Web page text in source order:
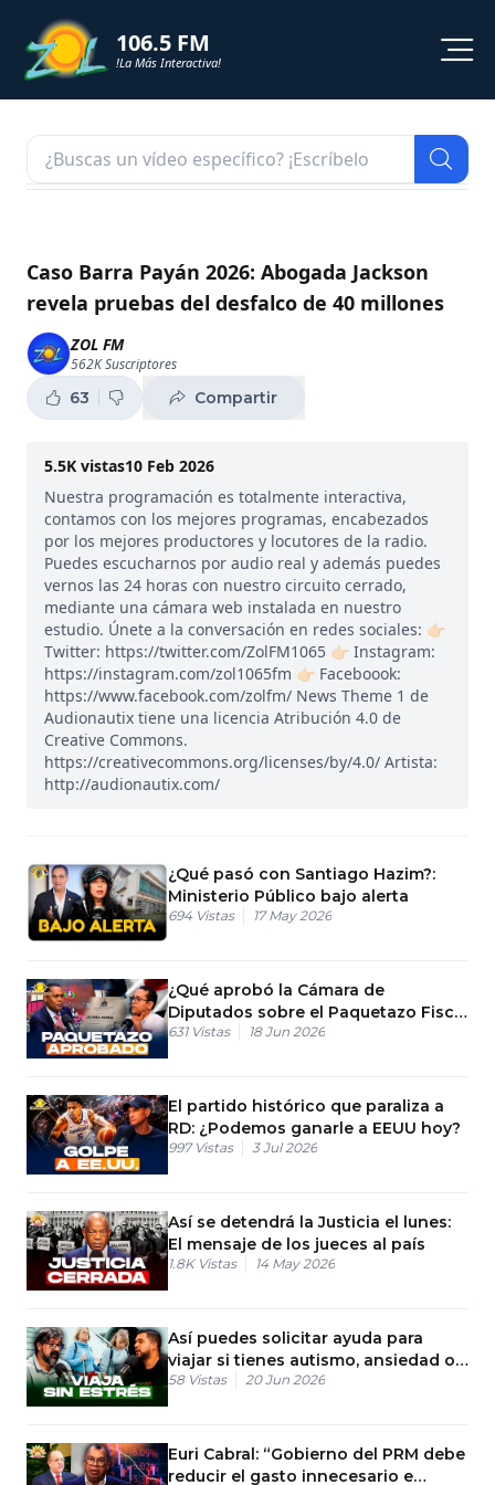
106.5 FM
!La Más Interactiva!
NOTICIAS
SHORTS
PODCAST
ZOL TV
Caso Barra Payán 2026: Abogada Jackson
revela pruebas del desfalco de 40 millones
ZOL FM
562KSuscriptores
63 Compartir
5.5K vistas10 Feb 2026
Nuestra programación es totalmente interactiva,
contamos con los mejores programas, encabezados
por los mejores productores y locutores de la radio.
Puedes escucharnos por audio real y además puedes
vernos las 24 horas con nuestro circuito cerrado,
mediante una cámara web instalada en nuestro
estudio. Únete a la conversación en redes sociales: 👉🏻
Twitter: https://twitter.com/ZolFM1065 👉🏻 Instagram:
https://instagram.com/zol1065fm 👉🏻 Faceboook:
https://www.facebook.com/zolfm/ News Theme 1 de
Audionautix tiene una licencia Atribución 4.0 de
Creative Commons.
https://creativecommons.org/licenses/by/4.0/ Artista:
http://audionautix.com/
¿Qué pasó con Santiago Hazim?:
Ministerio Público bajo alerta
694 Vistas 17 May 2026
¿Qué aprobó la Cámara de
Diputados sobre el Paquetazo Fiscal
en RD?
631 Vistas 18 Jun 2026
El partido histórico que paraliza a
RD: ¿Podemos ganarle a EEUU hoy?
997 Vistas 3 Jul 2026
Así se detendrá la Justicia el lunes:
El mensaje de los jueces al país
1.8K Vistas 14 May 2026
Así puedes solicitar ayuda para
viajar si tienes autismo, ansiedad o
depresión
58 Vistas 20 Jun 2026
Euri Cabral: “Gobierno del PRM debe
reducir el gasto innecesario e